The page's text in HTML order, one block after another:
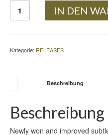
AUF
OFFENEN
IN DEN
Kategorie: RELEASES
Beschreibung
Beschreibung
Newly won and improved